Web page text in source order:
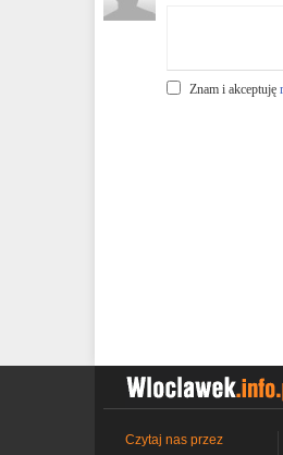
Znam i akceptuję
Czytaj nas przez